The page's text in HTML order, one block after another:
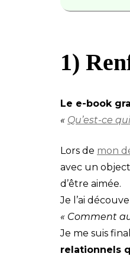
1)
Le e-book
« Qu’est-ce
Lors de mon
avec un
d’être aimée.
Je l’ai
« Comment
Je me suis
relationnels